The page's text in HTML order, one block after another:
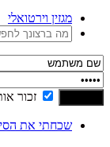
מגזין וירטואלי
זכור
שכחתי את